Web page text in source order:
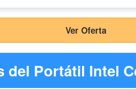
Ver Oferta
del Portátil Intel